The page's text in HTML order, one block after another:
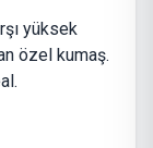
yüksek
özel kumaş.